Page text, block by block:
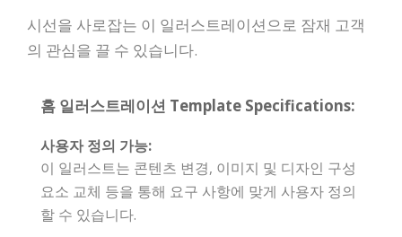
시선을 사로잡는 이 일러스트레이션으로 잠재 고객
의 관심을 끌 수 있습니다.
홈 일러스트레이션 Template Specifications:
사용자 정의 가능:
이 일러스트는 콘텐츠 변경, 이미지 및 디자인 구성
요소 교체 등을 통해 요구 사항에 맞게 사용자 정의
할 수 있습니다.